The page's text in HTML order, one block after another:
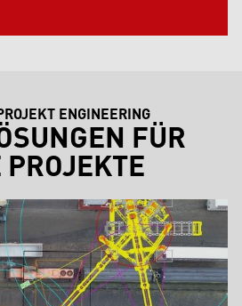
ENGINEERING
FÜR